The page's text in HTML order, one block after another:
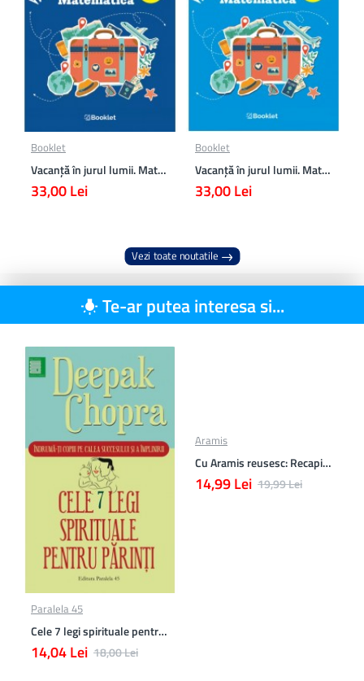
Booklet
Vacanță în jurul lumii. Matematică clasa a VII-a – EDIȚIA 2026
33,00 Lei
Booklet
Vacanță în jurul lumii. Matematică clasa a VI-a – EDIȚIA 2026
33,00 Lei
Vezi toate noutatile
Te-ar putea interesa si...
Paralela 45
Cele 7 legi spirituale pentru parinti
14,04 Lei 18,00 Lei
Aramis
Cu Aramis reusesc: Recapitulare si evaluare - Clasa a 3-a (Matematica si Stiinte ale naturii)
14,99 Lei 19,99 Lei